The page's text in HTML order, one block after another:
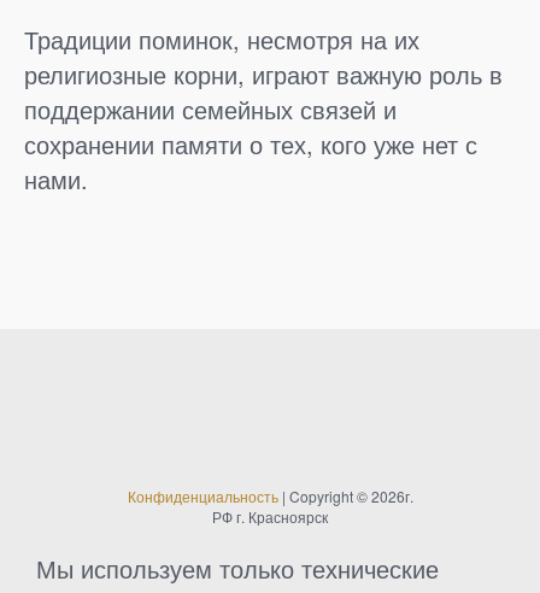
Традиции поминок, несмотря на их
религиозные корни, играют важную роль в
поддержании семейных связей и
сохранении памяти о тех, кого уже нет с
нами.
Конфиденциальность| Copyright © 2026г.
РФ г. Красноярск
Мы используем только технические